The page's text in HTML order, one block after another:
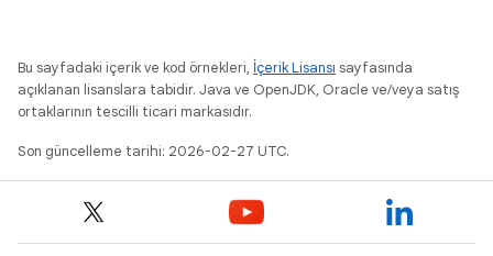
Bu sayfadaki içerik ve kod örnekleri, İçerik Lisansı sayfasında
açıklanan lisanslara tabidir. Java ve OpenJDK, Oracle ve/veya satış
ortaklarının tescilli ticari markasıdır.
Son güncelleme tarihi: 2026-02-27 UTC.